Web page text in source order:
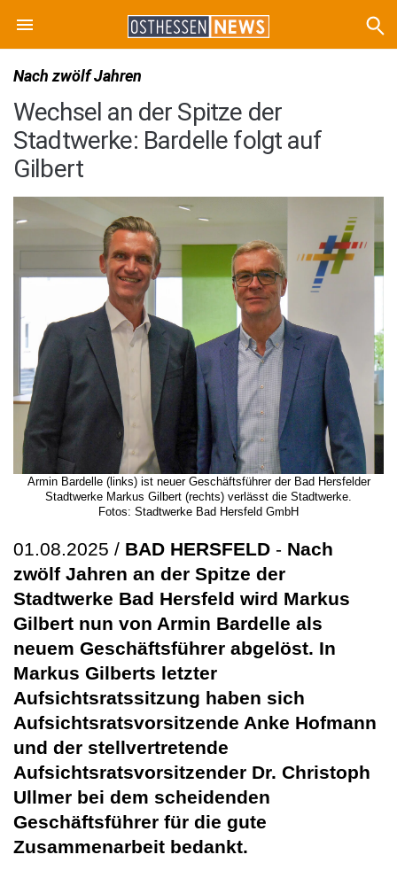
Nach zwölf Jahren
Wechsel an der Spitze der
Stadtwerke: Bardelle folgt auf
Gilbert
Armin Bardelle (links) ist neuer Geschäftsführer der Bad Hersfelder
Stadtwerke Markus Gilbert (rechts) verlässt die Stadtwerke.
Fotos: Stadtwerke Bad Hersfeld GmbH
01.08.2025 / BAD HERSFELD - Nach
zwölf Jahren an der Spitze der
Stadtwerke Bad Hersfeld wird Markus
Gilbert nun von Armin Bardelle als
neuem Geschäftsführer abgelöst. In
Markus Gilberts letzter
Aufsichtsratssitzung haben sich
Aufsichtsratsvorsitzende Anke Hofmann
und der stellvertretende
Aufsichtsratsvorsitzender Dr. Christoph
Ullmer bei dem scheidenden
Geschäftsführer für die gute
Zusammenarbeit bedankt.